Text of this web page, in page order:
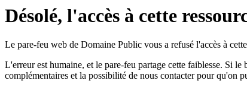
Désolé, l'accès à cette
Le pare-feu web de Domaine Public vous a refusé l'accès à
L'erreur est humaine, et le pare-feu partage cette faiblesse. Si
complémentaires et la possibilité de nous contacter pour qu'on